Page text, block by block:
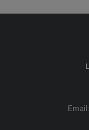
Email: